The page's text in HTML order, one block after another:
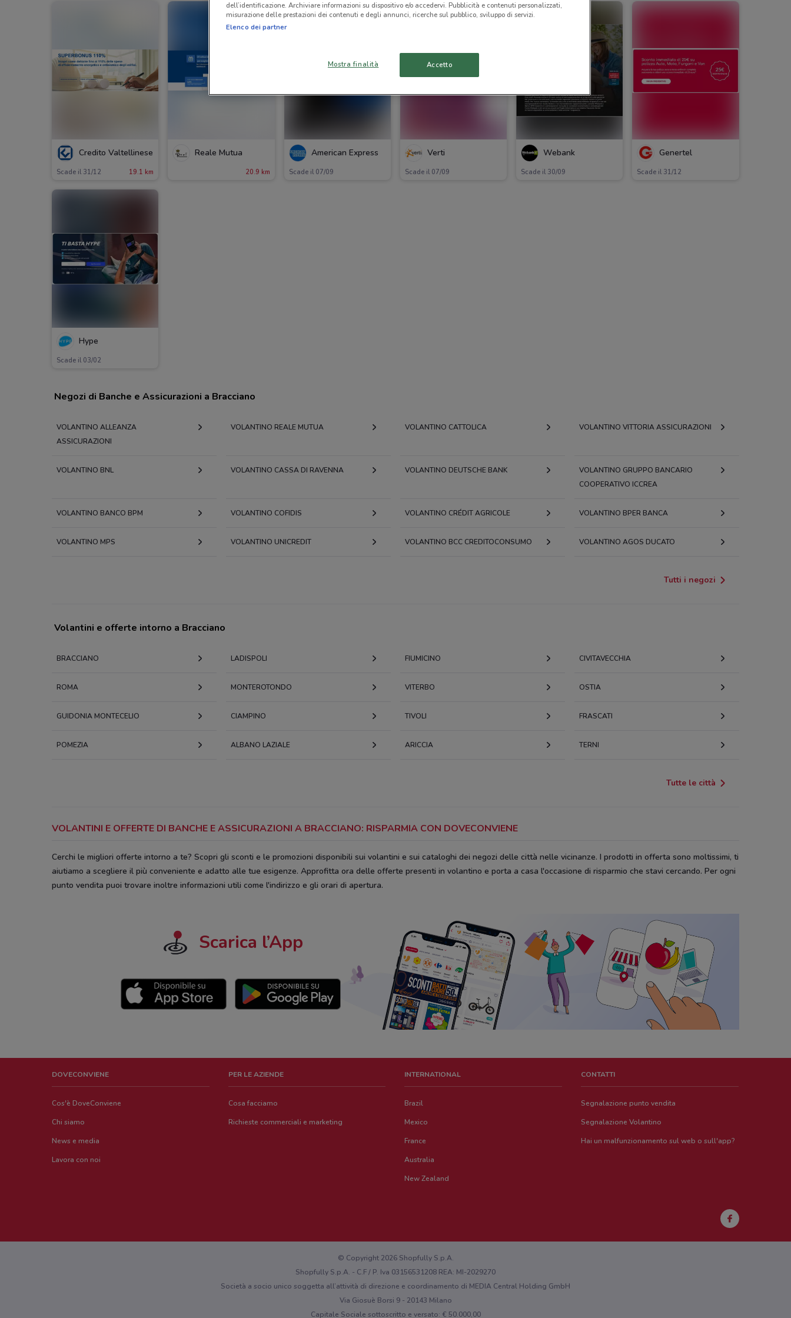
Credito Valtellinese
Scade il 31/12 19.1 km
Reale Mutua
20.9 km
American Express
Scade il 07/09
Verti
Scade il 07/09
Webank
Scade il 30/09
Genertel
Scade il 31/12
Hype
Scade il 03/02
Negozi di Banche e Assicurazioni a Bracciano
VOLANTINO ALLEANZA
ASSICURAZIONI
VOLANTINO REALE MUTUA VOLANTINO CATTOLICA VOLANTINO VITTORIA ASSICURAZIONI
VOLANTINO BNL VOLANTINO CASSA DI RAVENNA VOLANTINO DEUTSCHE BANK
VOLANTINO GRUPPO BANCARIO
COOPERATIVO ICCREA
VOLANTINO BANCO BPM VOLANTINO COFIDIS VOLANTINO CRÉDIT AGRICOLE VOLANTINO BPER BANCA
VOLANTINO MPS VOLANTINO UNICREDIT VOLANTINO BCC CREDITOCONSUMO VOLANTINO AGOS DUCATO
Tutti i negozi
Volantini e offerte intorno a Bracciano
BRACCIANO LADISPOLI FIUMICINO CIVITAVECCHIA
ROMA MONTEROTONDO VITERBO OSTIA
GUIDONIA MONTECELIO CIAMPINO TIVOLI FRASCATI
POMEZIA ALBANO LAZIALE ARICCIA TERNI
Tutte le città
VOLANTINI E OFFERTE DI BANCHE E ASSICURAZIONI A BRACCIANO: RISPARMIA CON DOVECONVIENE
Cerchi le migliori offerte intorno a te? Scopri gli sconti e le promozioni disponibili sui volantini e sui cataloghi dei negozi delle città nelle vicinanze. I prodotti in offerta sono moltissimi, ti
aiutiamo a scegliere il più conveniente e adatto alle tue esigenze. Approfitta ora delle offerte presenti in volantino e porta a casa l'occasione di risparmio che stavi cercando. Per ogni
punto vendita puoi trovare inoltre informazioni utili come l'indirizzo e gli orari di apertura.
Scarica l’App
DOVECONVIENE
Cos'è DoveConviene
Chi siamo
News e media
Lavora con noi
PER LE AZIENDE
Cosa facciamo
Richieste commerciali e marketing
INTERNATIONAL
Brazil
Mexico
France
Australia
New Zealand
CONTATTI
Segnalazione punto vendita
Segnalazione Volantino
Hai un malfunzionamento sul web o sull'app?
© Copyright 2026 Shopfully S.p.A.
Shopfully S.p.A. - C.F / P. Iva 03156531208 REA: MI-2029270
Società a socio unico soggetta all’attività di direzione e coordinamento di MEDIA Central Holding GmbH
Via Giosuè Borsi 9 - 20143 Milano
Capitale Sociale sottoscritto e versato: € 50.000,00
dell’identificazione. Archiviare informazioni su dispositivo e/o accedervi. Pubblicità e contenuti personalizzati,
misurazione delle prestazioni dei contenuti e degli annunci, ricerche sul pubblico, sviluppo di servizi.
Elenco dei partner
Mostra finalità Accetto